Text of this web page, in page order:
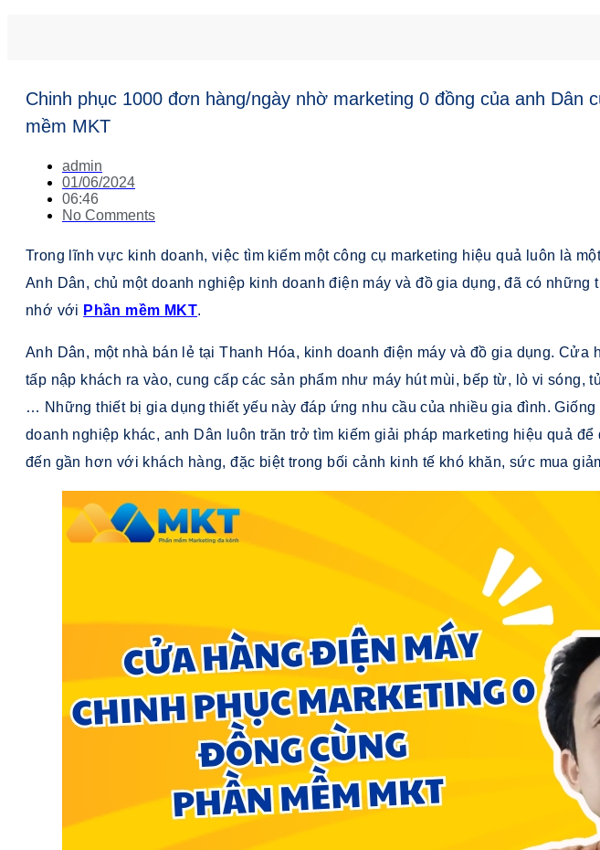
Chinh phục 1000 đơn hàng/ngày nhờ marketing 0 đồng của anh Dân
mềm MKT
admin
01/06/2024
06:46
No Comments
Trong lĩnh vực kinh doanh, việc tìm kiếm một công cụ marketing hiệu quả luôn là
Anh Dân, chủ một doanh nghiệp kinh doanh điện máy và đồ gia dụng, đã có những
nhớ với Phần mềm MKT.
Anh Dân, một nhà bán lẻ tại Thanh Hóa, kinh doanh điện máy và đồ gia dụng. Cửa
tấp nập khách ra vào, cung cấp các sản phẩm như máy hút mùi, bếp từ, lò vi sóng,
… Những thiết bị gia dụng thiết yếu này đáp ứng nhu cầu của nhiều gia đình.
doanh nghiệp khác, anh Dân luôn trăn trở tìm kiếm giải pháp marketing hiệu quả để
đến gần hơn với khách hàng, đặc biệt trong bối cảnh kinh tế khó khăn, sức mua